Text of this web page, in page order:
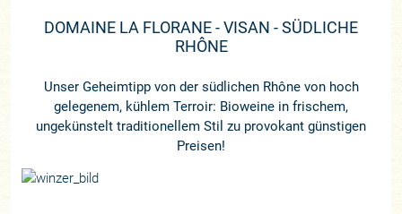
DOMAINE LA FLORANE - VISAN - SÜDLICHE
RHÔNE
Unser Geheimtipp von der südlichen Rhône von hoch
gelegenem, kühlem Terroir: Bioweine in frischem,
ungekünstelt traditionellem Stil zu provokant günstigen
Preisen!